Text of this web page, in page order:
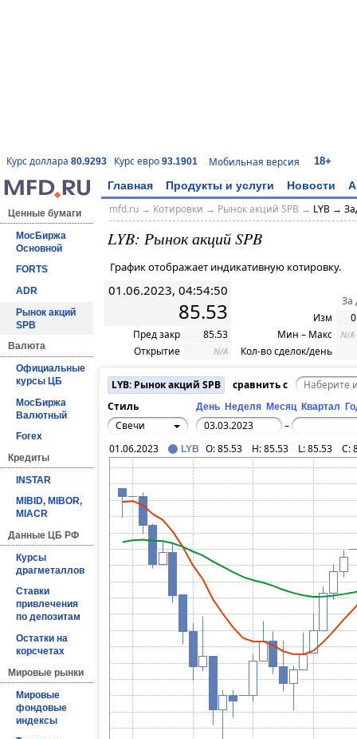
Курс доллара 80.9293 Курс евро 93.1901 Мобильная версия 18+
Главная Продукты и услуги Новости
Ценные бумаги
МосБиржа
Основной
FORTS
ADR
Рынок акций
SPB
Валюта
Официальные
курсы ЦБ
МосБиржа
Валютный
Forex
Кредиты
INSTAR
MIBID, MIBOR,
MIACR
Данные ЦБ РФ
Курсы
драгметаллов
Ставки
привлечения
по депозитам
Остатки на
корсчетах
Мировые рынки
Мировые
фондовые
индексы
mfd.ru→ Котировки → Рынок акций SPB → LYB →
LYB: Рынок акций SPB
График отображает индикативную котировку.
01.06.2023, 04:54:50
85.53
Пред закр
85.53
Открытие
N/A
За
Изм
Мин – Макс
N/A
Кол-во сделок/день
LYB: Рынок акций SPB
сравнить с
Стиль
День Неделя Месяц Квартал
Свечи
–
01.06.2023
LYB O:85.53 H:85.53 L:85.53 C: